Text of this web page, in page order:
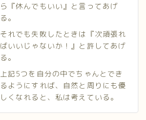
ら『休んでもいい』と言ってあげ
る。
それでも失敗したときは『次頑張れ
ばいいじゃないか！』と許してあげ
る。
上記5つを自分の中でちゃんとでき
るようにすれば、自然と周りにも優
しくなれると、私は考えている。